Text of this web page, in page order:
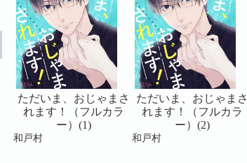
ただいま、おじゃまさ
れます！（フルカラ
ー）(1)
和戸村
ただいま、おじゃまさ
れます！（フルカラ
ー）(2)
和戸村